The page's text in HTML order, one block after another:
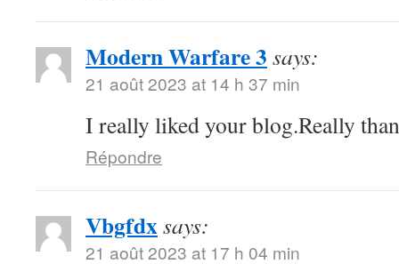
Modern Warfare 3 says:
21 août 2023 at 14 h 37 min
I really liked your blog.Really
Répondre
Vbgfdxsays:
21 août 2023 at 17 h 04 min